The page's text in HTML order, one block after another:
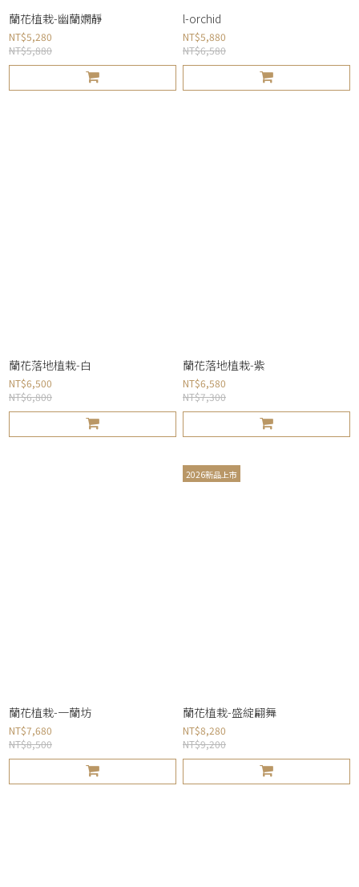
蘭花植栽-幽蘭嫻靜
NT$5,280
NT$5,880
l-orchid
NT$5,880
NT$6,580
蘭花落地植栽-白
NT$6,500
NT$6,800
蘭花落地植栽-紫
NT$6,580
NT$7,300
蘭花植栽-一蘭坊
NT$7,680
NT$8,500
2026新品上市
蘭花植栽-盛綻翩舞
NT$8,280
NT$9,200